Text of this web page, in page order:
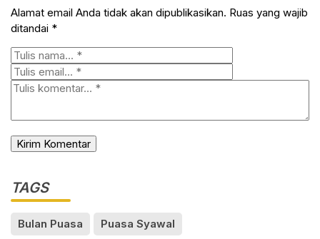
Alamat email Anda tidak akan dipublikasikan. Ruas yang wajib
ditandai *
TAGS
Bulan Puasa Puasa Syawal